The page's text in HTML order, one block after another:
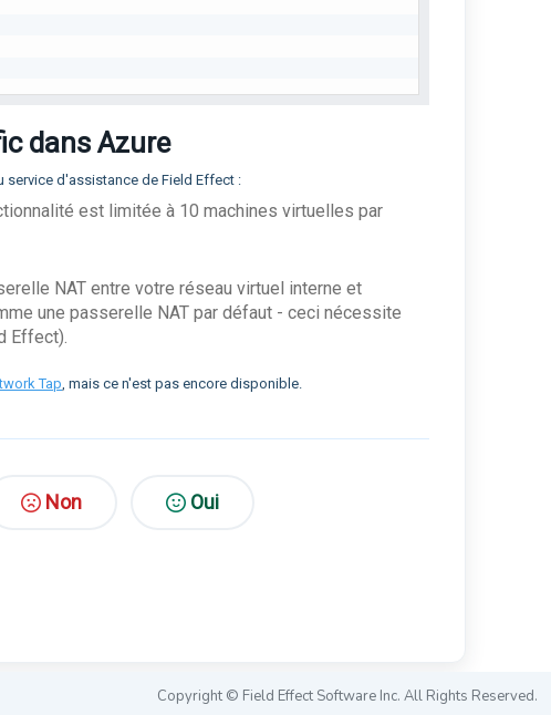
dans Azure
d'assistance de Field Effect :
est limitée à 10 machines virtuelles par
NAT entre votre réseau virtuel interne et
une passerelle NAT par défaut - ceci nécessite
Effect).
Tap, mais ce n'est pas encore disponible.
Non Oui
Copyright © Field Effect Software Inc. All Rights Reserved.